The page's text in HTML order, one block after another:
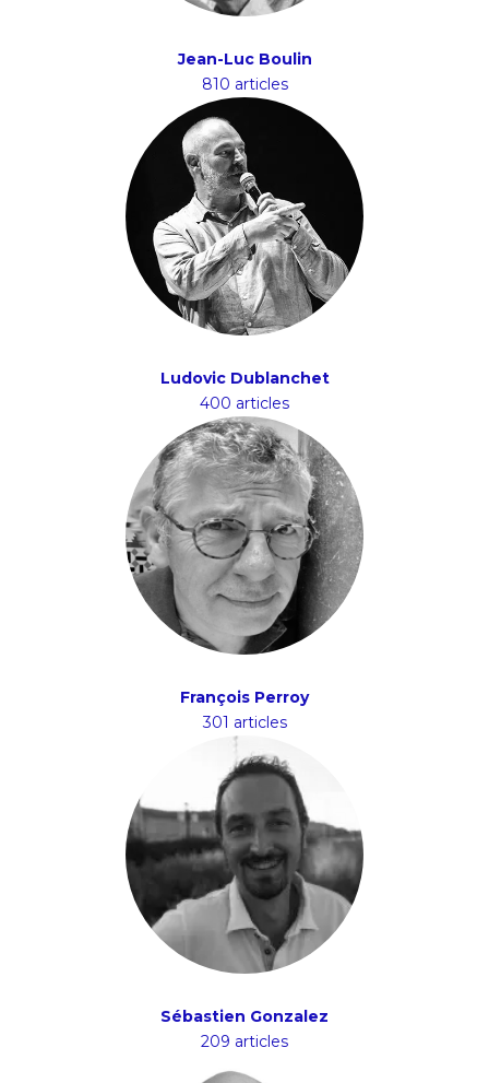
Jean-Luc Boulin
810 articles
Ludovic Dublanchet
400 articles
François Perroy
301 articles
Sébastien Gonzalez
209 articles